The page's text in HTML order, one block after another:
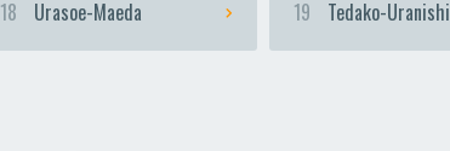
18 Urasoe-Maeda 19 Tedako-Uranishi